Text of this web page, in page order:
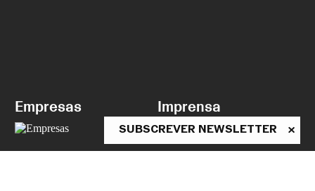
Empresas Imprensa
SUBSCREVER NEWSLETTER